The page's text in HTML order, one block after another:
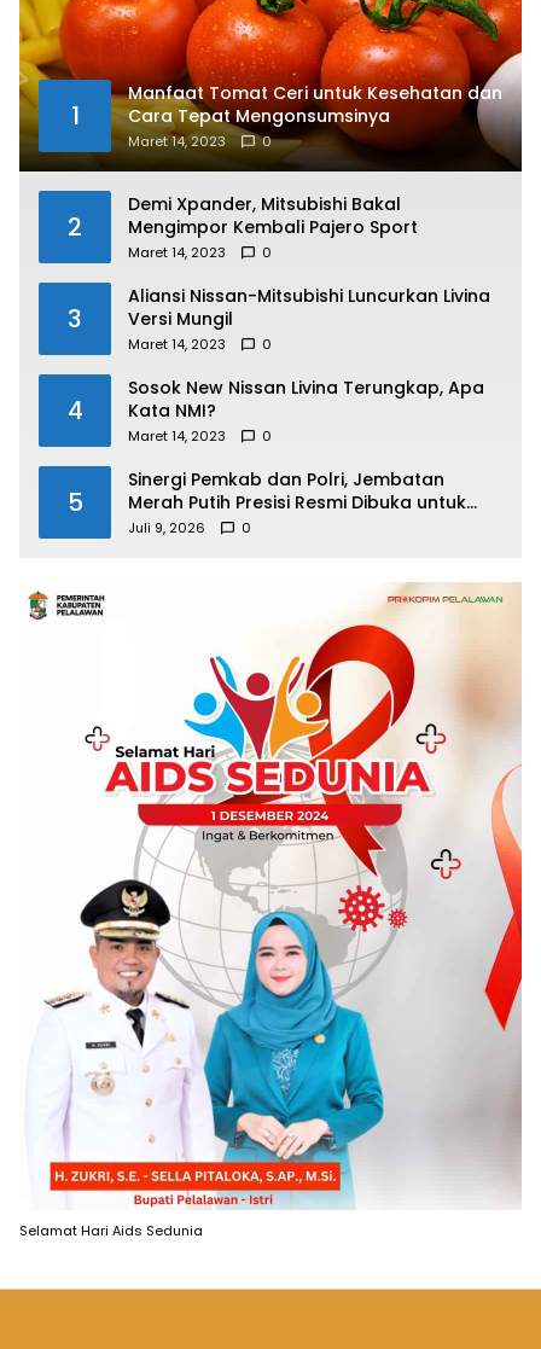
1
Manfaat Tomat Ceri untuk Kesehatan dan
Cara Tepat Mengonsumsinya
Maret 14, 2023 0
2
Demi Xpander, Mitsubishi Bakal
Mengimpor Kembali Pajero Sport
Maret 14, 2023 0
3
Aliansi Nissan-Mitsubishi Luncurkan Livina
Versi Mungil
Maret 14, 2023 0
4
Sosok New Nissan Livina Terungkap, Apa
Kata NMI?
Maret 14, 2023 0
5
Sinergi Pemkab dan Polri, Jembatan
Merah Putih Presisi Resmi Dibuka untuk
Masyarakat Desa Rangsang
Juli 9, 2026 0
Selamat Hari Aids Sedunia